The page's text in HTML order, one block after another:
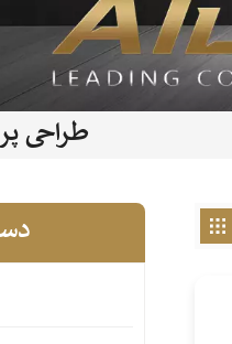
طراحی